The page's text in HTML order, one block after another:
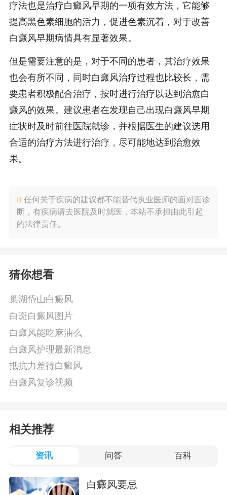
疗法也是治疗白癜风早期的一项有效方法，它能够
提高黑色素细胞的活力，促进色素沉着，对于改善
白癜风早期病情具有显著效果。
但是需要注意的是，对于不同的患者，其治疗效果
也会有所不同，同时白癜风治疗过程也比较长，需
要患者积极配合治疗，按时进行治疗以达到治愈白
癜风的效果。建议患者在发现自己出现白癜风早期
症状时及时前往医院就诊，并根据医生的建议选用
合适的治疗方法进行治疗，尽可能地达到治愈效
果。
任何关于疾病的建议都不能替代执业医师的面对面诊
断，有疾病请去医院及时就医，本站不承担由此引起
的法律责任。
猜你想看
巢湖岱山白癜风
白斑白癜风图片
白癜风能吃麻油么
白癜风护理最新消息
抵抗力差得白癜风
白癜风复诊视频
相关推荐
资讯 问答 百科
白癜风要忌